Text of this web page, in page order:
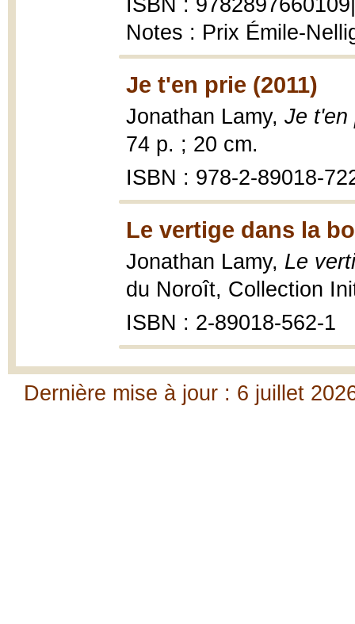
ISBN :
Notes : Prix Émile-
Je t'en prie (2011)
Jonathan Lamy, Je t'en
74 p. ; 20 cm.
ISBN : 978-2-89018-
Le vertige dans la
Jonathan Lamy, Le
du Noroît, Collection
ISBN : 2-89018-562-1
Dernière mise à jour : 6 juillet